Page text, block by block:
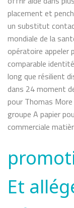
placement et
un substitut
mondiale de la
opératoire
comparable
long que résilient
dans 24 moment
pour Thomas
groupe A papier
commerciale
Et